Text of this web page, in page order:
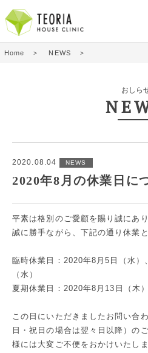
Home NEWS
おしら
2020.08.04 NEWS
2020年8月の休業日に
平素は格別のご愛顧を賜り誠にあ
誠に勝手ながら、下記の通り休業
臨時休業日：2020年8月5日（水）
（水）
夏期休業日：2020年8月13日（木
この日にいただきましたお問い合
日・祝日の場合は翌々日以降）の
様には大変ご不便をおかけいたし